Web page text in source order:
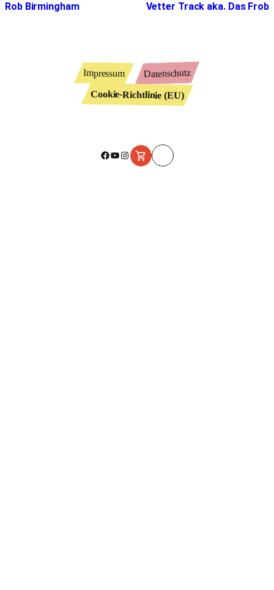
Rob Birmingham Vetter Track aka. Das Frob
Impressum Datenschutz
Cookie-Richtlinie (EU)
Facebook
YouTube
Instagram